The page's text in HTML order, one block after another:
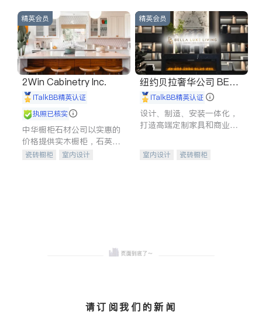
精英会员
2Win Cabinetry Inc.
iTalkBB精英认证
执照已核实
中华橱柜石材公司以实惠的
价格提供实木橱柜，石英石
台面，多种优质不锈钢水
瓷砖橱柜
室内设计
精英会员
纽约贝拉奢华公司 BELL
A LUXE
iTalkBB精英认证
设计、制造、安装一体化，
打造高端定制家具和商业空
室内设计
瓷砖橱柜
请订阅我们的新闻